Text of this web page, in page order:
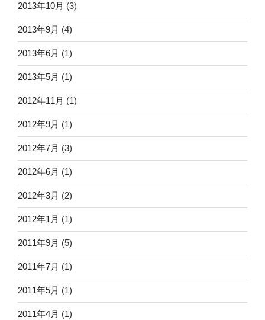
2013年10月 (3)
2013年9月 (4)
2013年6月 (1)
2013年5月 (1)
2012年11月 (1)
2012年9月 (1)
2012年7月 (3)
2012年6月 (1)
2012年3月 (2)
2012年1月 (1)
2011年9月 (5)
2011年7月 (1)
2011年5月 (1)
2011年4月 (1)